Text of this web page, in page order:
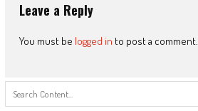
Leave a Reply
You must be logged in to post a comment.